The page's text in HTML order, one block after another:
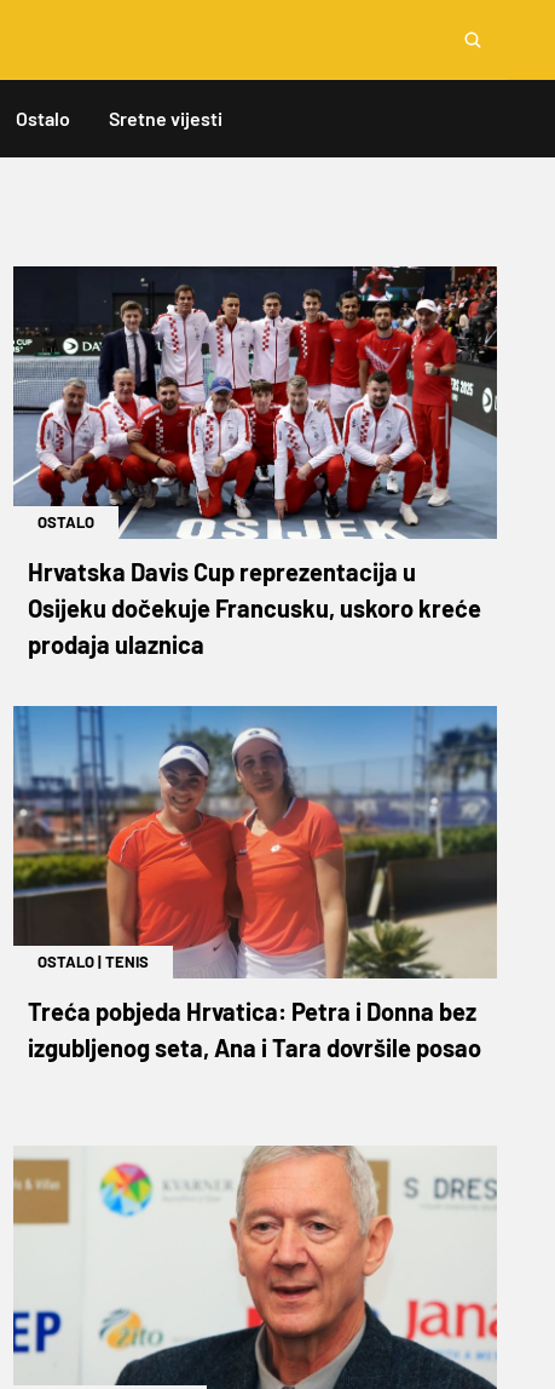
Ostalo Sretne vijesti
OSTALO
Hrvatska Davis Cup reprezentacija u
Osijeku dočekuje Francusku, uskoro kreće
prodaja ulaznica
OSTALO|TENIS
Treća pobjeda Hrvatica: Petra i Donna bez
izgubljenog seta, Ana i Tara dovršile posao